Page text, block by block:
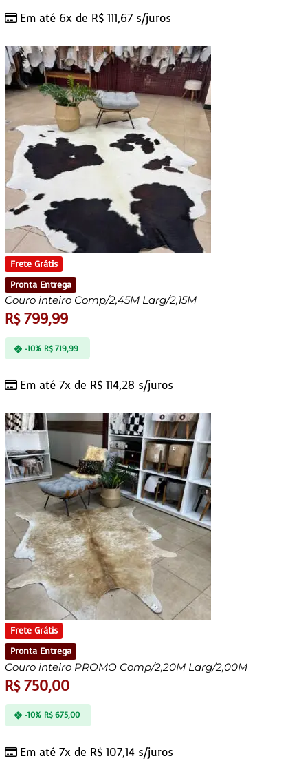
Em até 6x de R$ 111,67 s/juros
Frete Grátis
Pronta Entrega
Couro inteiro Comp/2,45M Larg/2,15M
R$799,99
Em até 7x de R$ 114,28 s/juros
-10% R$719,99
Frete Grátis
Pronta Entrega
Couro inteiro PROMO Comp/2,20M Larg/2,00M
R$750,00
Em até 7x de R$ 107,14 s/juros
-10% R$675,00